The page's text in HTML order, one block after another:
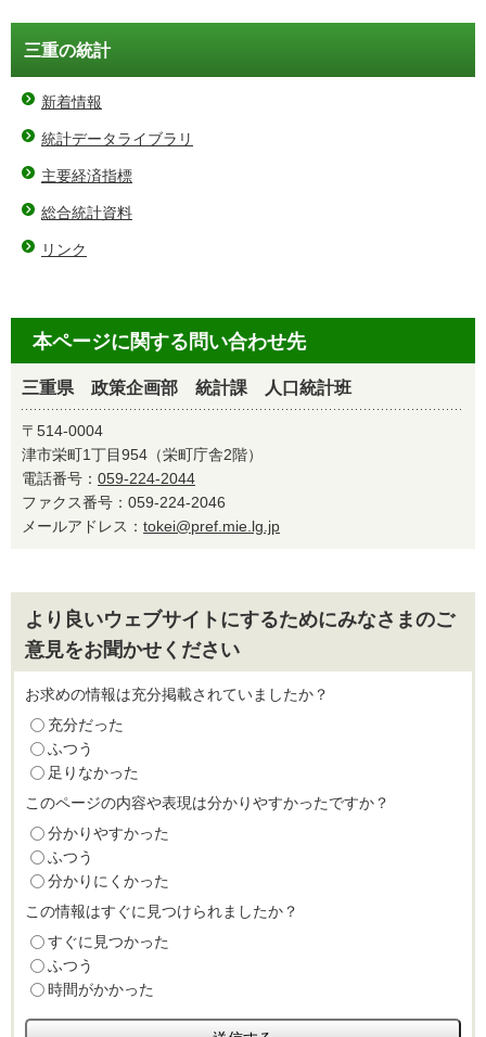
三重の統計
新着情報
統計データライブラリ
主要経済指標
総合統計資料
リンク
本ページに関する問い合わせ先
三重県 政策企画部 統計課 人口統計班
〒514-0004
津市栄町1丁目954（栄町庁舎2階）
電話番号： 059-224-2044
ファクス番号：059-224-2046
メールアドレス： tokei@pref.mie.lg.jp
より良いウェブサイトにするためにみなさまのご
意見をお聞かせください
お求めの情報は充分掲載されていましたか？
充分だった
ふつう
足りなかった
このページの内容や表現は分かりやすかったですか？
分かりやすかった
ふつう
分かりにくかった
この情報はすぐに見つけられましたか？
すぐに見つかった
ふつう
時間がかかった